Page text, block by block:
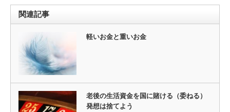
関連記事
軽いお金と重いお金
老後の生活資金を国に賭ける（委ねる）
発想は捨てよう